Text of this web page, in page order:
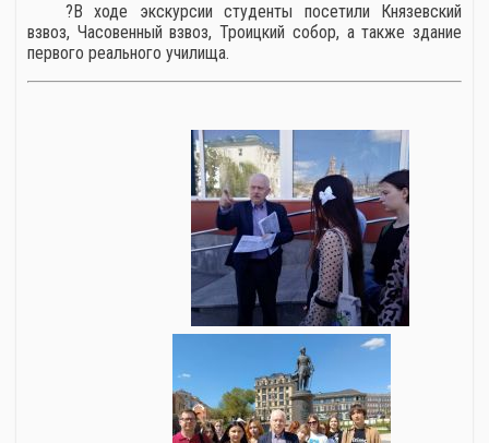
?В ходе экскурсии студенты посетили Князевский
взвоз, Часовенный взвоз, Троицкий собор, а также здание
первого реального училища.